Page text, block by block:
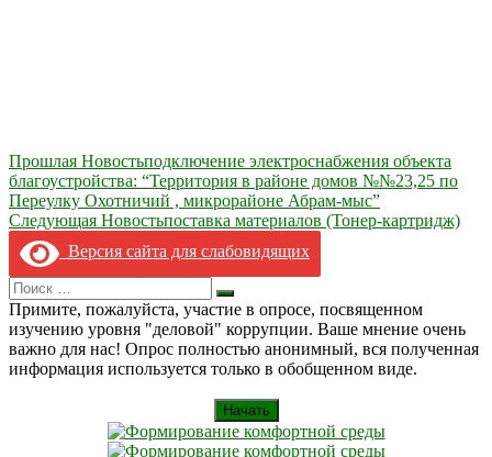
Навигация
по
записям
Прошлая Новостьподключение электроснабжения объекта
благоустройства: “Территория в районе домов №№23,25 по
Переулку Охотничий , микрорайоне Абрам-мыс”
Следующая Новостьпоставка материалов (Тонер-картридж)
Версия сайта для слабовидящих
Search
for:
Искать
Примите, пожалуйста, участие в опросе, посвященном
изучению уровня "деловой" коррупции. Ваше мнение очень
важно для нас! Опрос полностью анонимный, вся полученная
информация используется только в обобщенном виде.
Начать